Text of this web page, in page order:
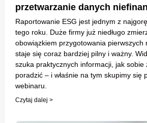
przetwarzanie danych
Raportowanie ESG jest jednym z
tego roku. Duże firmy już niedługo
obowiązkiem przygotowania pierwszych
staje się coraz bardziej pilny i ważny.
szuka praktycznych informacji, jak sobie
poradzić – i właśnie na tym skupimy się
webinaru.
Czytaj dalej >